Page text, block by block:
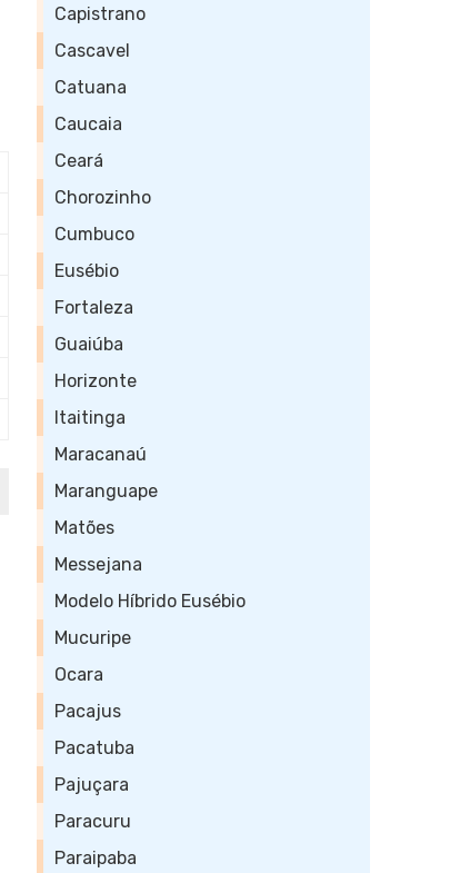
Capistrano
Cascavel
Catuana
Caucaia
Ceará
Chorozinho
Cumbuco
Eusébio
Fortaleza
Guaiúba
Horizonte
Itaitinga
Maracanaú
Maranguape
Matões
Messejana
Modelo Híbrido Eusébio
Mucuripe
Ocara
Pacajus
Pacatuba
Pajuçara
Paracuru
Paraipaba